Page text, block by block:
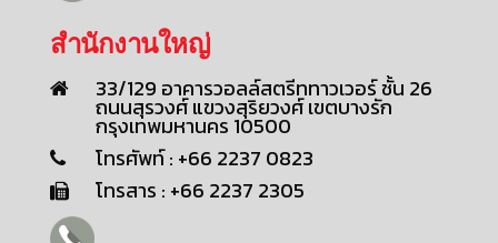
สำนักงานใหญ่
33/129 อาคารวอลล์สตรีททาวเวอร์ ชั้น 26
ถนนสุรวงศ์ แขวงสุริยวงศ์ เขตบางรัก
กรุงเทพมหานคร 10500
โทรศัพท์ : +66 2237 0823
โทรสาร : +66 2237 2305